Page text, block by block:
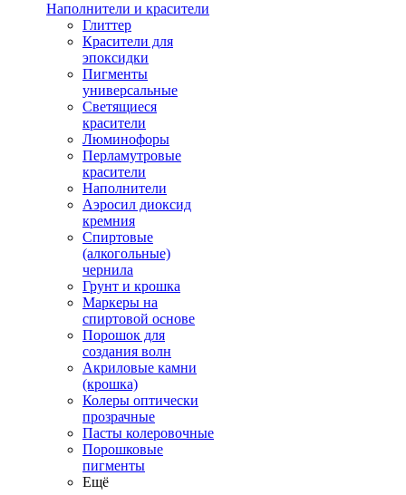
Наполнители и красители
Глиттер
Красители для
эпоксидки
Пигменты
универсальные
Светящиеся
красители
Люминофоры
Перламутровые
красители
Наполнители
Аэросил диоксид
кремния
Спиртовые
(алкогольные)
чернила
Грунт и крошка
Маркеры на
спиртовой основе
Порошок для
создания волн
Акриловые камни
(крошка)
Колеры оптически
прозрачные
Пасты колеровочные
Порошковые
пигменты
Ещё